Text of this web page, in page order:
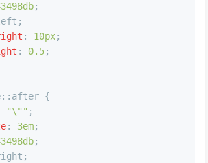
;
: 10px;
: 0.5;
::after {
"\"" ;
: 3em;
;